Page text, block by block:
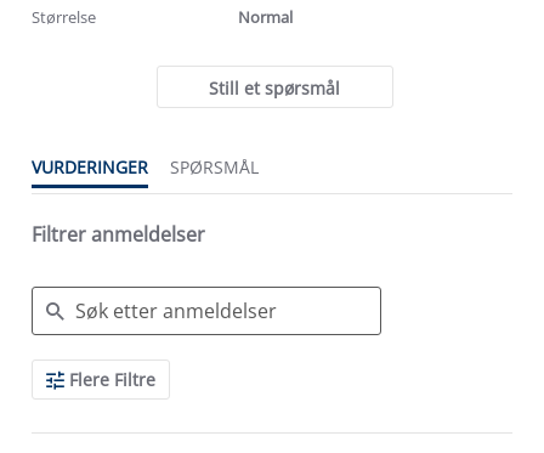
Størrelse Normal
Still et spørsmål
VURDERINGER SPØRSMÅL
Filtrer anmeldelser
Search
ReviewsFlere Filtre